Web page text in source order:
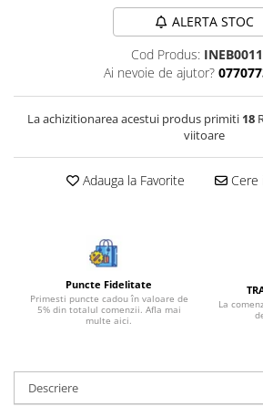
Bijuterii peridot
Bijuterii perle
Bijuterii piatra lunii
Bijuterii piatra soarelui
Bijuterii rodocrozit
Bijuterii sidef si abalone
Bijuterii smarald
Bijuterii sodalit
Bijuterii tanzanit
ALERTA STOC
Cod Produs: INEB0011
Ai nevoie de ajutor?
La achizitionarea acestui produs primiti 18
viitoare
Adauga la Favorite Cere
Puncte Fidelitate
Primesti puncte cadou în valoare de
5% din totalul comenzii. Afla mai
multe aici.
La
Descriere